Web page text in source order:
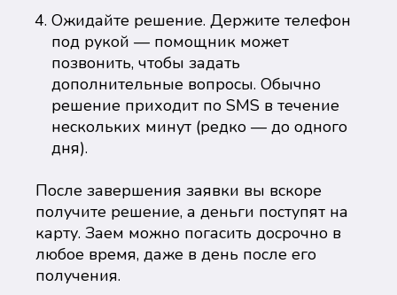
Ожидайте решение. Держите телефон
под рукой — помощник может
позвонить, чтобы задать
дополнительные вопросы. Обычно
решение приходит по SMS в течение
нескольких минут (редко — до одного
дня).
После завершения заявки вы вскоре
получите решение, а деньги поступят на
карту. Заем можно погасить досрочно в
любое время, даже в день после его
получения.